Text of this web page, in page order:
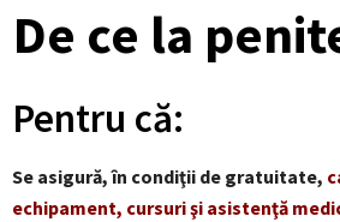
De ce la
Pentru că:
Se asigură, în condiţii de gratuitate,
echipament, cursuri şi asistenţă